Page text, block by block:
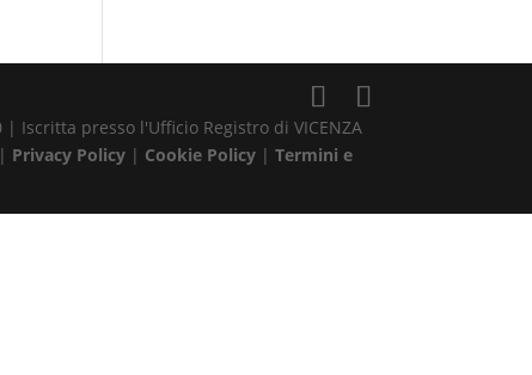
| Iscritta presso l'Ufficio Registro di VICENZA
Privacy Policy | Cookie Policy |Termini e